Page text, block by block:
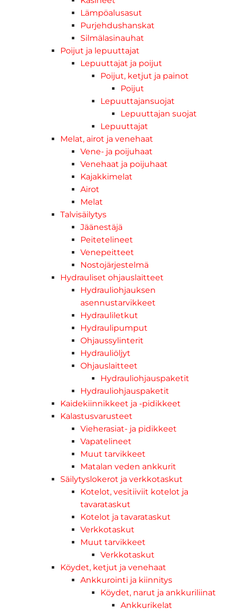
Lämpöalusasut
Purjehdushanskat
Silmälasinauhat
Poijut ja lepuuttajat
Lepuuttajat ja poijut
Poijut, ketjut ja painot
Poijut
Lepuuttajansuojat
Lepuuttajan suojat
Lepuuttajat
Melat, airot ja venehaat
Vene- ja poijuhaat
Venehaat ja poijuhaat
Kajakkimelat
Airot
Melat
Talvisäilytys
Jäänestäjä
Peitetelineet
Venepeitteet
Nostojärjestelmä
Hydrauliset ohjauslaitteet
Hydrauliohjauksen
asennustarvikkeet
Hydrauliletkut
Hydraulipumput
Ohjaussylinterit
Hydrauliöljyt
Ohjauslaitteet
Hydrauliohjauspaketit
Hydrauliohjauspaketit
Kaidekiinnikkeet ja -pidikkeet
Kalastusvarusteet
Vieherasiat- ja pidikkeet
Vapatelineet
Muut tarvikkeet
Matalan veden ankkurit
Säilytyslokerot ja verkkotaskut
Kotelot, vesitiiviit kotelot ja
tavarataskut
Kotelot ja tavarataskut
Verkkotaskut
Muut tarvikkeet
Verkkotaskut
Köydet, ketjut ja venehaat
Ankkurointi ja kiinnitys
Köydet, narut ja ankkuriliinat
Ankkurikelat